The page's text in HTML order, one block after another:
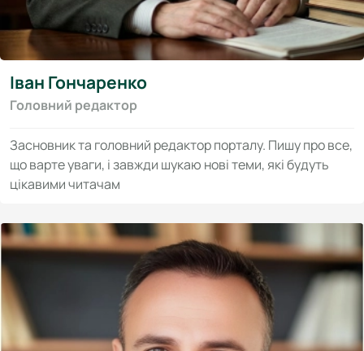
Іван Гончаренко
Головний редактор
Засновник та головний редактор порталу. Пишу про все,
що варте уваги, і завжди шукаю нові теми, які будуть
цікавими читачам